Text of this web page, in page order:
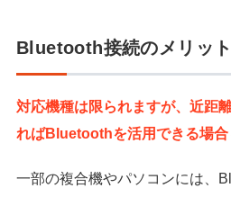
Bluetooth接続のメリッ
対応機種は限られますが、近距
ればBluetoothを活用できる場合
一部の複合機やパソコンには、